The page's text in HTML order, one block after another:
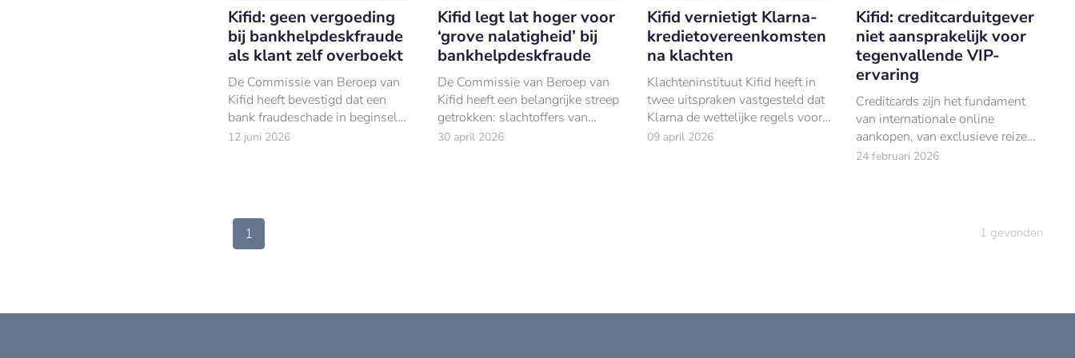
Kifid: geen vergoeding
bij bankhelpdeskfraude
als klant zelf overboekt
De Commissie van Beroep van
Kifid heeft bevestigd dat een
bank fraudeschade in beginsel
niet hoeft te vergoeden wanneer
12 juni 2026
Kifid legt lat hoger voor
‘grove nalatigheid’ bij
bankhelpdeskfraude
De Commissie van Beroep van
Kifid heeft een belangrijke streep
getrokken: slachtoffers van
bankhelpdeskfraude handelen
30 april 2026
Kifid vernietigt Klarna-
kredietovereenkomsten
na klachten
Klachteninstituut Kifid heeft in
twee uitspraken vastgesteld dat
Klarna de wettelijke regels voor
consumentenkrediet heeft
09 april 2026
Kifid: creditcarduitgever
niet aansprakelijk voor
tegenvallende VIP-
ervaring
Creditcards zijn het fundament
van internationale online
aankopen, van exclusieve reizen
tot concerttickets.
24 februari 2026
1 1 gevonden